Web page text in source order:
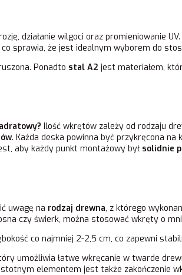
działanie wilgoci oraz promieniowanie
sprawia, że jest idealnym wyborem do
Ponadto stal A2 jest materiałem,
Ilość wkrętów zależy od rodzaju
. Każda deska powinna być przykręcona na
aby każdy punkt montażowy był solidnie
uwagę na rodzaj drewna, z którego
czy świerk, można stosować wkręty o
co najmniej 2-2,5 cm, co zapewni
umożliwia łatwe wkręcanie w twarde
elementem jest także zakończenie